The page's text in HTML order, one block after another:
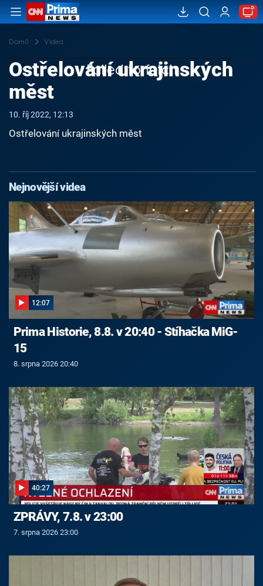
Domů Videa
Failed to fetch
Ostřelování ukrajinských
měst
10. říj 2022, 12:13
Ostřelování ukrajinských měst
Nejnovější videa
12:07
Prima Historie, 8.8. v 20:40 - Stíhačka MiG-
15
8. srpna 2026 20:40
40:27
ZPRÁVY, 7.8. v 23:00
7. srpna 2026 23:00